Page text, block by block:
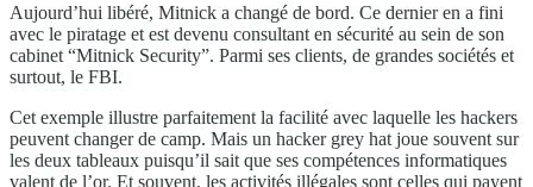
Aujourd’hui libéré, Mitnick a changé de bord. Ce dernier en a fini
avec le piratage et est devenu consultant en sécurité au sein de son
cabinet “Mitnick Security”. Parmi ses clients, de grandes sociétés et
surtout, le FBI.
Cet exemple illustre parfaitement la facilité avec laquelle les hackers
peuvent changer de camp. Mais un hacker grey hat joue souvent sur
les deux tableaux puisqu’il sait que ses compétences informatiques
valent de l’or. Et souvent, les activités illégales sont celles qui payent